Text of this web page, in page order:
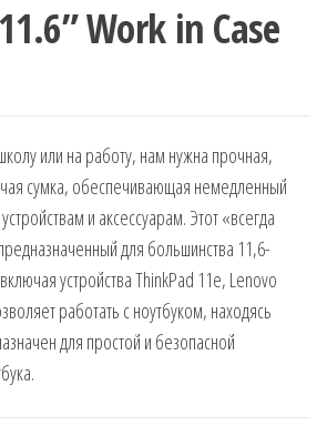
Work in Case
или на работу, нам нужна прочная,
сумка, обеспечивающая немедленный
и аксессуарам. Этот «всегда
для большинства 11,6-
устройства ThinkPad 11e, Lenovo
работать с ноутбуком, находясь
для простой и безопасной